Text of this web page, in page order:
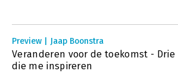
Preview | Jaap Boonstra
Veranderen voor de toekomst -
die me inspireren